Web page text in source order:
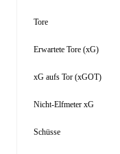
Tore
Erwartete Tore (xG)
xG aufs Tor (xGOT)
Nicht-Elfmeter xG
Schüsse